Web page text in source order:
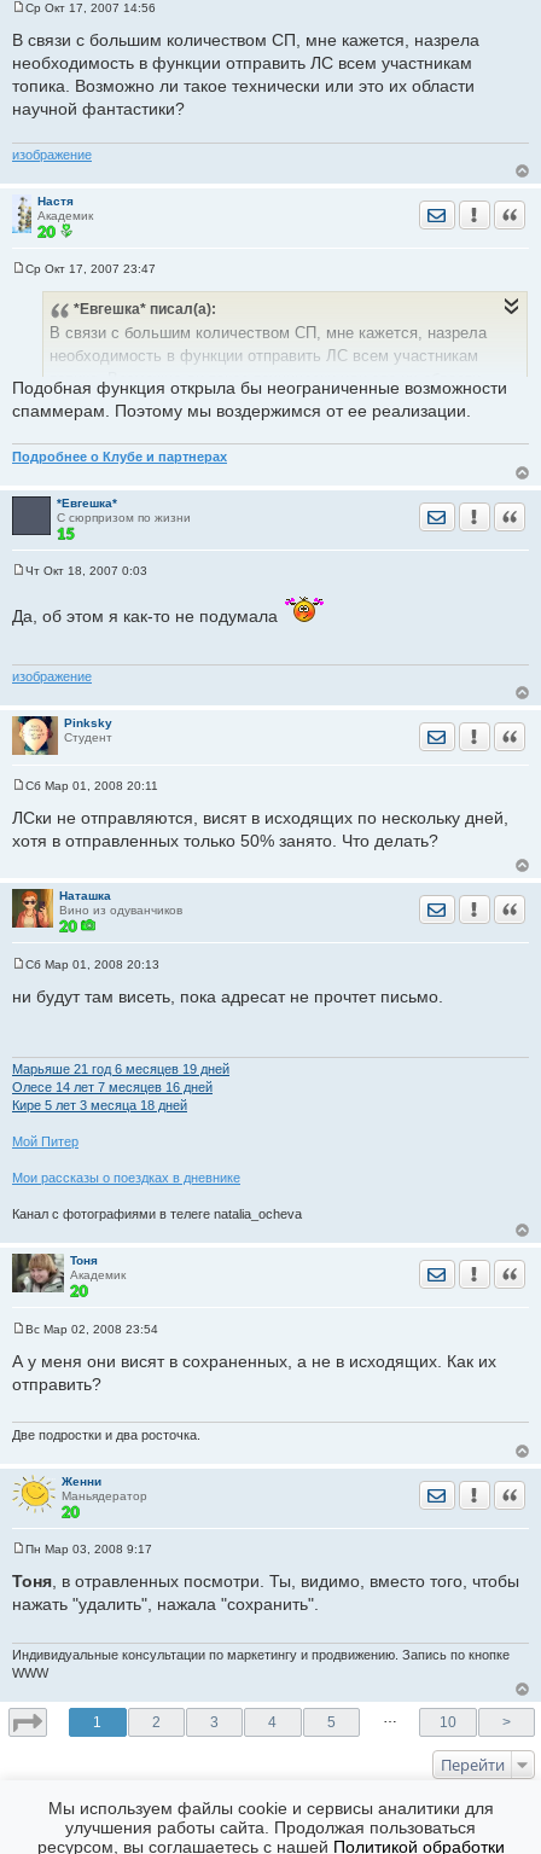
о
б
е
н
и
Ср Окт 17, 2007 14:56
В связи с большим количеством СП, мне кажется, назрела
необходимость в функции отправить ЛС всем участникам
топика. Возможно ли такое технически или это их области
научной фантастики?
изображение
Настя
Академик
Отправить
е
Ср Окт 17, 2007 23:47
*Евгешка* писал(а):
В связи с большим количеством СП, мне кажется, назрела
необходимость в функции отправить ЛС всем участникам
топика. Возможно ли такое технически или это их области
научной фантастики?
Подобная функция открыла бы неограниченные возможности
спаммерам. Поэтому мы воздержимся от ее реализации.
Подробнее о Клубе и партнерах
*Евгешка*
С сюрпризом по жизни
Отправить
б
н
и
Чт Окт 18, 2007 0:03
Да, об этом я как-то не подумала
изображение
Pinksky
Студент
Отправить
о
о
б
н
и
е
Сб Мар 01, 2008 20:11
ЛСки не отправляются, висят в исходящих по нескольку дней,
хотя в отправленных только 50% занято. Что делать?
Наташка
Вино из одуванчиков
Отправить
о
н
и
е
Сб Мар 01, 2008 20:13
ни будут там висеть, пока адресат не прочтет письмо.
Марьяше 21 год 6 месяцев 19 дней
Олесе 14 лет 7 месяцев 16 дней
Кире 5 лет 3 месяца 18 дней
Мой Питер
Мои рассказы о поездках в дневнике
Канал с фотографиями в телеге natalia_ocheva
Тоня
Академик
Отправить
о
б
н
и
Вс Мар 02, 2008 23:54
А у меня они висят в сохраненных, а не в исходящих. Как их
отправить?
Две подростки и два росточка.
Женни
Маньядератор
Отправить
о
б
н
и
е
Пн Мар 03, 2008 9:17
Тоня , в отравленных посмотри. Ты, видимо, вместо того, чтобы
нажать "удалить", нажала "сохранить".
Индивидуальные консультации по маркетингу и продвижению. Запись по кнопке
WWW
1 2 3 4 5 … 10 >
Перейти
КТО СЕЙЧАС НА ФОРУМЕ
Сейчас эту тему просматривают: Нет
Мы используем файлы cookie и сервисы аналитики для
улучшения работы сайта. Продолжая пользоваться
ресурсом, вы соглашаетесь с нашей Политикой обработки